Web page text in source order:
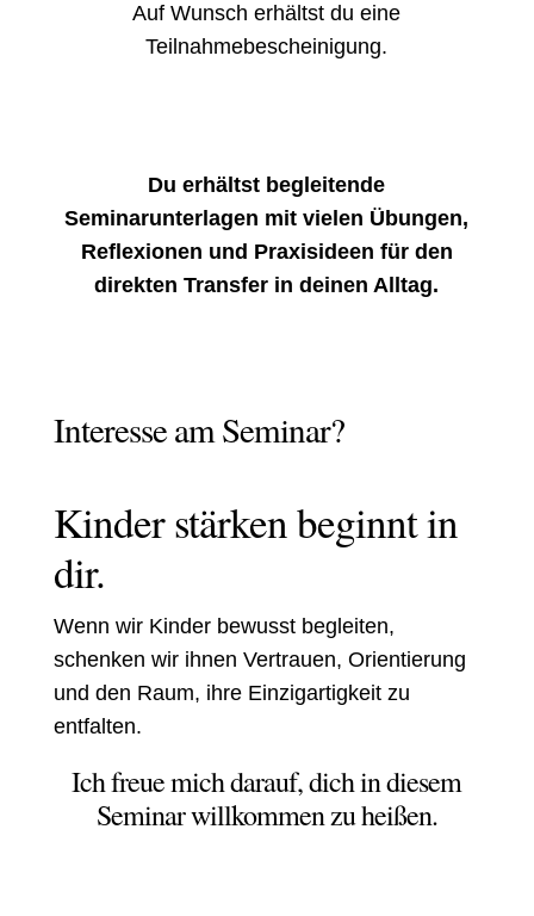
Auf Wunsch erhältst du eine
Teilnahmebescheinigung.
Du erhältst begleitende
Seminarunterlagen mit vielen Übungen,
Reflexionen und Praxisideen für den
direkten Transfer in deinen Alltag.
Interesse am Seminar?
Kinder stärken beginnt in
dir.
Wenn wir Kinder bewusst begleiten,
schenken wir ihnen Vertrauen, Orientierung
und den Raum, ihre Einzigartigkeit zu
entfalten.
Ich freue mich darauf, dich in diesem
Seminar willkommen zu heißen.